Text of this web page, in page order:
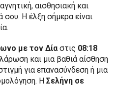
αισθησιακή και
σου. Η έλξη σήμερα είναι
με τον Δίαστις 08:18
και μια βαθιά αίσθηση
για επανασύνδεση ή μια
Η Σελήνη σε